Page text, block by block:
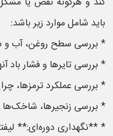
باید شامل موارد زیر باشد:
* بررسی سطح روغن، آب
* بررسی تایرها و فشار باد
* بررسی عملکرد ترمزها،
* بررسی زنجیرها، شاخک‌ها
* **نگهداری دوره‌ای:**